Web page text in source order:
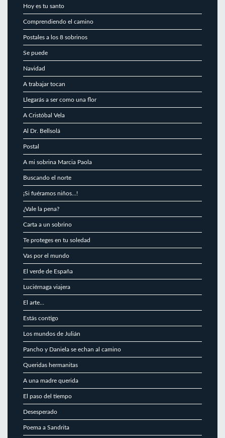
Hoy es tu santo
Comprendiendo el camino
Postales a los 8 sobrinos
Se puede
Navidad
A trabajar tocan
Llegarás a ser como una flor
A Cristóbal Vela
Al Dr. Bellsolá
Postal
A mi sobrina Marcia Paola
Buscando el norte
¡Si fuéramos niños…!
¿Vale la pena?
Carta a un sobrino
Te proteges en tu soledad
Vas por el mundo
El verde de España
Luciérnaga viajera
El arte…
Estás contigo
Los mundos de Julián
Pancho y Daniela se echan al camino
Queridas hermanitas
A una madre querida
El paso del tiempo
Desesperado
Poema a Sandrita